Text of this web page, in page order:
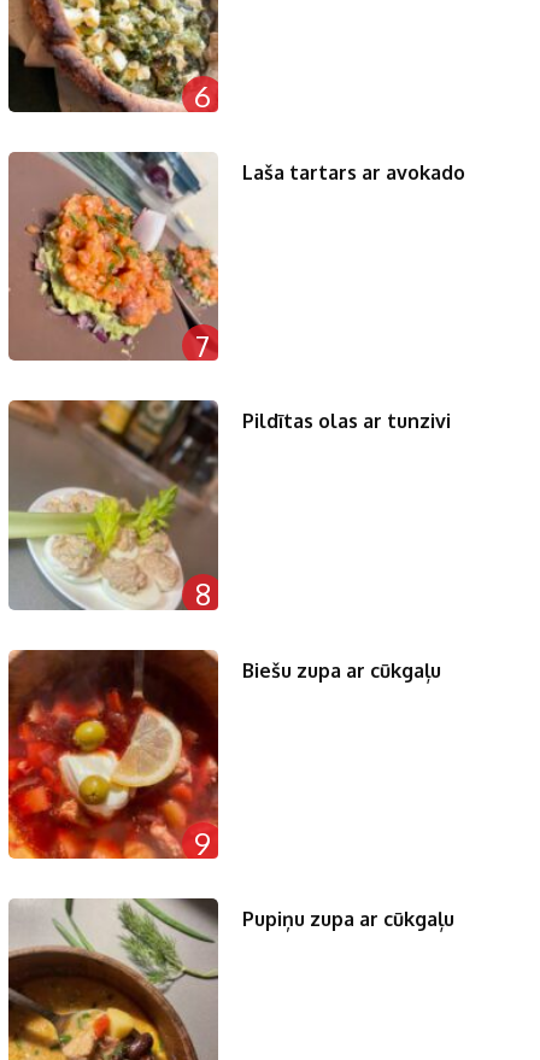
6
7
Laša tartars ar avokado
8
Pildītas olas ar tunzivi
9
Biešu zupa ar cūkgaļu
Pupiņu zupa ar cūkgaļu